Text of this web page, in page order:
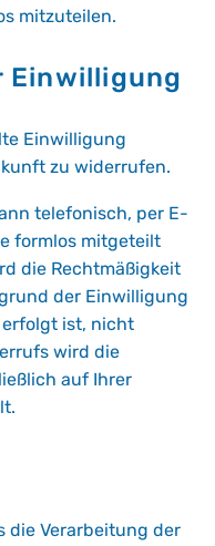
mitzuteilen.
Einwilligung
Einwilligung
zu widerrufen.
telefonisch, per E-
formlos mitgeteilt
die Rechtmäßigkeit
der Einwilligung
erfolgt ist, nicht
wird die
auf Ihrer
die Verarbeitung der